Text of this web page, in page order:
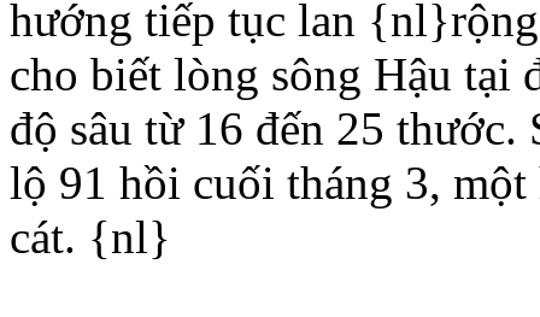
hướng tiếp tục lan
cho biết lòng sông Hậu
độ sâu từ 16 đến 25
lộ 91 hồi cuối tháng 3,
cát. {nl}